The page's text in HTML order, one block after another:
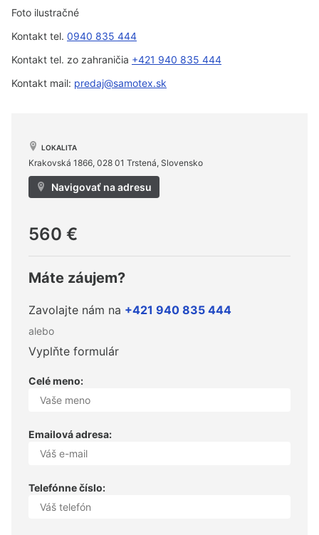
Foto ilustračné
Kontakt tel. 0940 835 444
Kontakt tel. zo zahraničia +421 940 835 444
Kontakt mail: predaj@samotex.sk
LOKALITA
Krakovská 1866, 028 01 Trstená, Slovensko
Navigovať na adresu
560 €
Máte záujem?
Zavolajte nám na +421 940 835 444
alebo
Vyplňte formulár
Celé meno:
Emailová adresa:
Telefónne číslo: